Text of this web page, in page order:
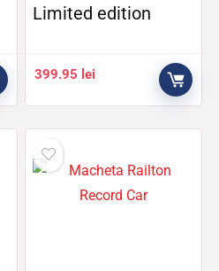
Limited edition
399.95 lei